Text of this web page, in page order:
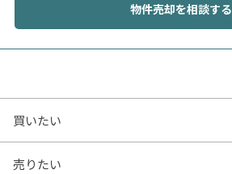
物件売却を相談する
買いたい
買いたいTOP
売りたい